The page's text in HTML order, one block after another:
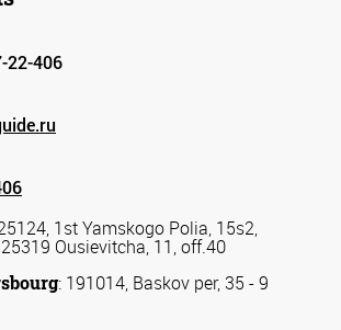
22-406
1st Yamskogo Polia, 15s2,
Ousievitcha, 11, off.40
: 191014, Baskov per, 35 - 9